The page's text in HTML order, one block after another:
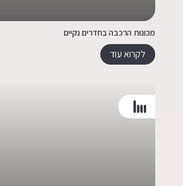
מכונות הרכבה בחדרים נקיים
לקרוא עוד